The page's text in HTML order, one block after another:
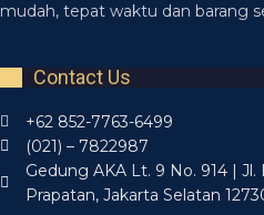
mudah, tepat waktu dan barang
Contact Us
+62 852-7763-6499
(021) – 7822987
Gedung AKA Lt. 9 No. 914 |
Prapatan, Jakarta Selatan